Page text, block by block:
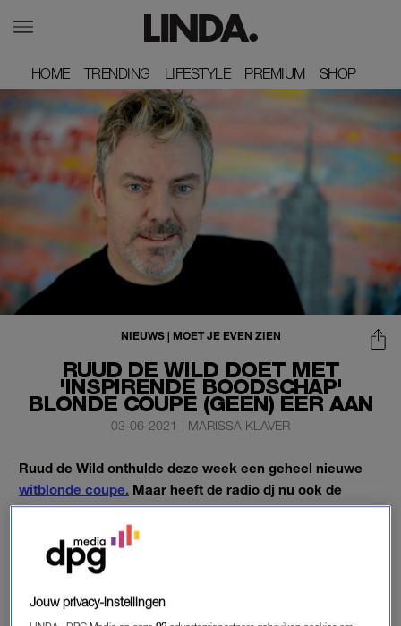
HOME
HOME TRENDING
TRENDING LIFESTYLE
LIFESTYLE PREMIUM
PREMIUM SHOP
SHOP
RUUD DE WILD DOET MET
'INSPIRENDE BOODSCHAP'
BLONDE COUPE (GEEN) EER AAN
NIEUWS| MOET JE EVEN ZIEN
03-06-2021 | MARISSA KLAVER
Ruud de Wild onthulde deze week een geheel nieuwe
witblonde coupe. Maar heeft de radio dj nu ook de
stereotypen overgenomen die daarbij horen?
In een video op Instagram neemt hij ‘blonde voordelen’ op de
Jouw privacy-instellingen